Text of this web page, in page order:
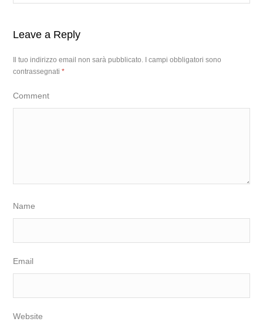
Leave a Reply
Il tuo indirizzo email non sarà pubblicato.
I campi obbligatori sono
contrassegnati*
Comment
Name
Email
Website